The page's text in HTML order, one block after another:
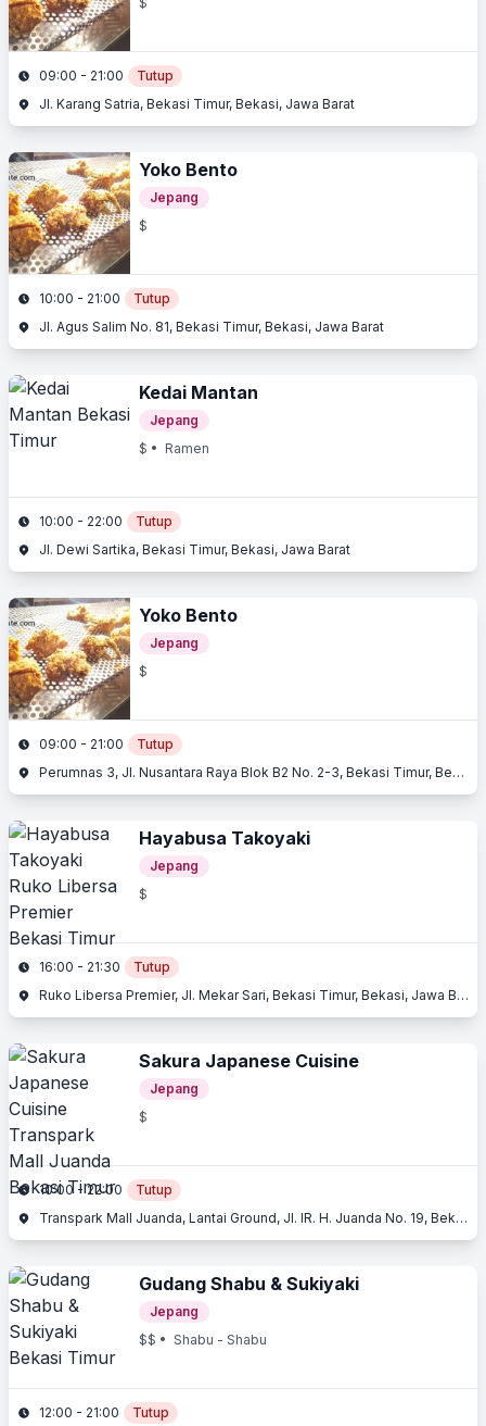
09:00 - 21:00
Tutup
Jl. Karang Satria, Bekasi Timur, Bekasi, Jawa Barat
Yoko Bento
Jepang
$
10:00 - 21:00
Tutup
Jl. Agus Salim No. 81, Bekasi Timur, Bekasi, Jawa Barat
Kedai Mantan
Jepang
$ • Ramen
10:00 - 22:00
Tutup
Jl. Dewi Sartika, Bekasi Timur, Bekasi, Jawa Barat
Yoko Bento
Jepang
$
09:00 - 21:00
Tutup
Perumnas 3, Jl. Nusantara Raya Blok B2 No. 2-3, Bekasi Timur, Bekasi, Jawa Barat
Hayabusa Takoyaki
Jepang
$
16:00 - 21:30
Tutup
Ruko Libersa Premier, Jl. Mekar Sari, Bekasi Timur, Bekasi, Jawa Barat
Sakura Japanese Cuisine
Jepang
$
10:00 - 22:00
Tutup
Transpark Mall Juanda, Lantai Ground, Jl. IR. H. Juanda No. 19, Bekasi Timur, Bekasi, Jawa Barat
Gudang Shabu & Sukiyaki
Jepang
$$ • Shabu - Shabu
12:00 - 21:00 Tutup